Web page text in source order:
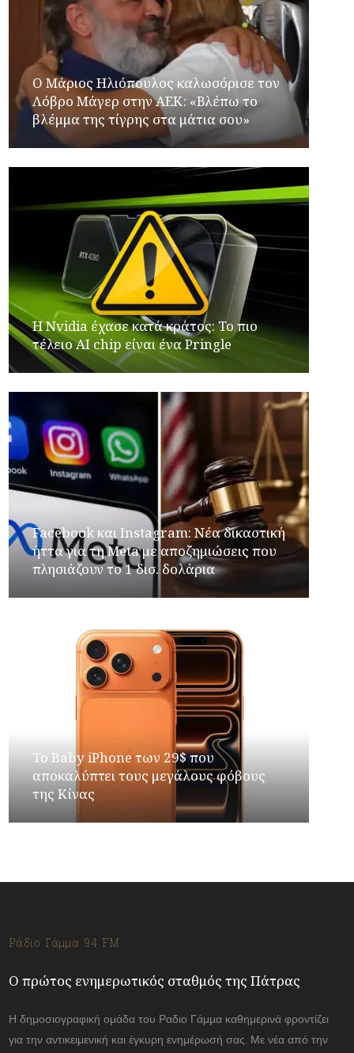
Ο Μάριος Ηλιόπουλος καλωσόρισε τον
Λόβρο Μάγερ στην ΑΕΚ: «Βλέπω το
βλέμμα της τίγρης στα μάτια σου»
Η Nvidia έχασε κατά κράτος: Το πιο
τέλειο AI chip είναι ένα Pringle
Facebook και Instagram: Νέα δικαστική
ήττα για τη Meta με αποζημιώσεις που
πλησιάζουν το 1 δισ. δολάρια
Το Baby iPhone των 29$ που
αποκαλύπτει τους μεγάλους φόβους
της Κίνας
Ράδιο Γάμμα 94 FM
Ο πρώτος ενημερωτικός σταθμός της Πάτρας
Η δημοσιογραφική ομάδα του Ραδιο Γάμμα καθημερινά φροντίζει
για την αντικειμενική και έγκυρη ενημέρωσή σας. Με νέα από την